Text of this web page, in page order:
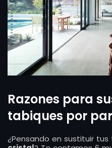
Razones para
tabiques por
¿Pensando en sustituir